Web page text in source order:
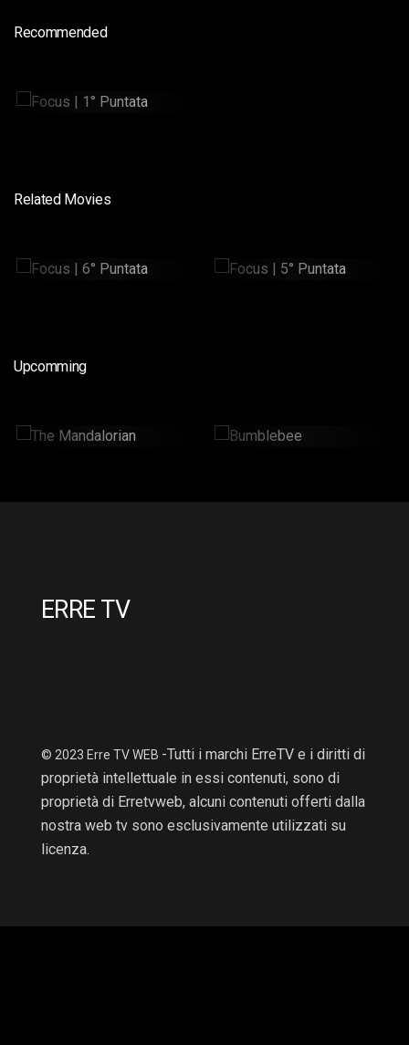
Recommended
Focus | 1° Puntata
Related Movies
Focus | 6° Puntata Focus | 5° Puntata
Upcomming
The Mandalorian Bumblebee
ERRE TV
© 2023 Erre TV WEB -Tutti i marchi ErreTV e i diritti di
proprietà intellettuale in essi contenuti, sono di
proprietà di Erretvweb, alcuni contenuti offerti dalla
nostra web tv sono esclusivamente utilizzati su
licenza.